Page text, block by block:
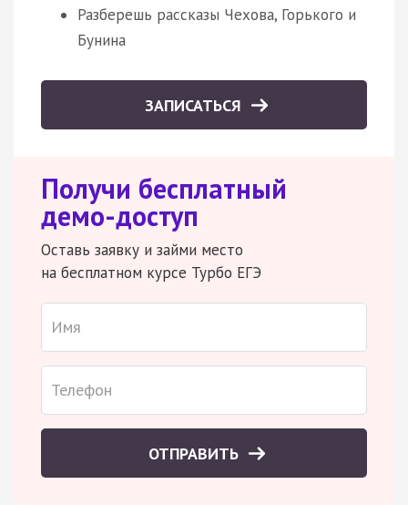
Разберешь рассказы Чехова, Горького и
Бунина
ЗАПИСАТЬСЯ
Получи бесплатный
демо-доступ
Оставь заявку и займи место
на бесплатном курсе Турбо ЕГЭ
ОТПРАВИТЬ